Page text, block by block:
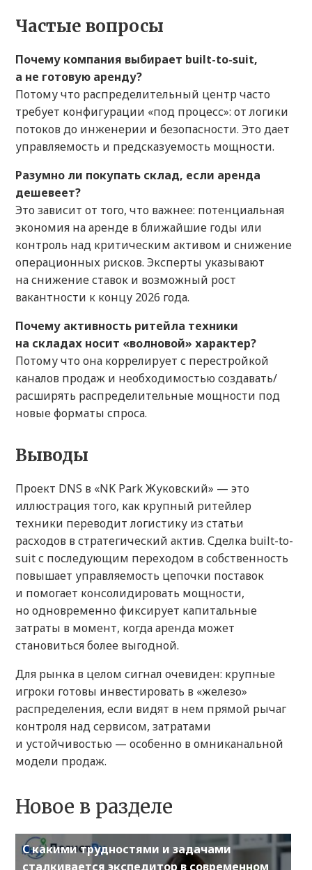
Частые вопросы
Почему компания выбирает built-to-suit,
а не готовую аренду?
Потому что распределительный центр часто
требует конфигурации «под процесс»: от логики
потоков до инженерии и безопасности. Это дает
управляемость и предсказуемость мощности.
Разумно ли покупать склад, если аренда
дешевеет?
Это зависит от того, что важнее: потенциальная
экономия на аренде в ближайшие годы или
контроль над критическим активом и снижение
операционных рисков. Эксперты указывают
на снижение ставок и возможный рост
вакантности к концу 2026 года.
Почему активность ритейла техники
на складах носит «волновой» характер?
Потому что она коррелирует с перестройкой
каналов продаж и необходимостью создавать/
расширять распределительные мощности под
новые форматы спроса.
Выводы
Проект DNS в «NK Park Жуковский» — это
иллюстрация того, как крупный ритейлер
техники переводит логистику из статьи
расходов в стратегический актив. Сделка built-to-
suit с последующим переходом в собственность
повышает управляемость цепочки поставок
и помогает консолидировать мощности,
но одновременно фиксирует капитальные
затраты в момент, когда аренда может
становиться более выгодной.
Для рынка в целом сигнал очевиден: крупные
игроки готовы инвестировать в «железо»
распределения, если видят в нем прямой рычаг
контроля над сервисом, затратами
и устойчивостью — особенно в омниканальной
модели продаж.
Новое в разделе
С какими трудностями и задачами
сталкивается экспедитор в современном